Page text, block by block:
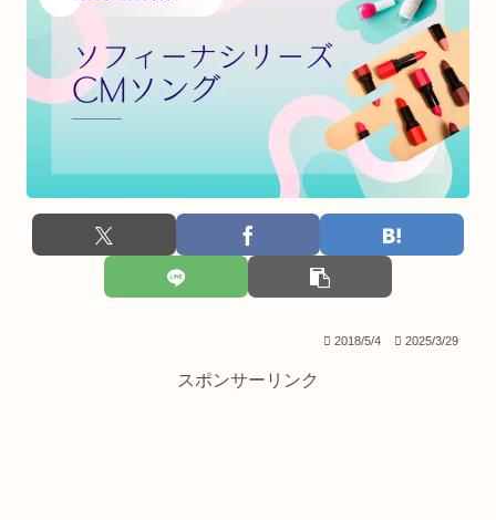
2018/5/4 2025/3/29
スポンサーリンク